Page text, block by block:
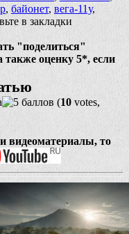
, байонет, вега-11у,
в закладки
"поделиться"
также оценку 5*, если
(10 votes,
видеоматериалы, то